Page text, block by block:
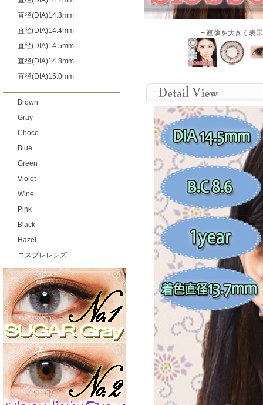
直径(DIA)14.3mm
直径(DIA)14.4mm
直径(DIA)14.5mm
直径(DIA)14.8mm
直径(DIA)15.0mm
Brown
Gray
Choco
Blue
Green
Violet
Wine
Pink
Black
Hazel
コスプレレンズ
+ 画像を大きく表示